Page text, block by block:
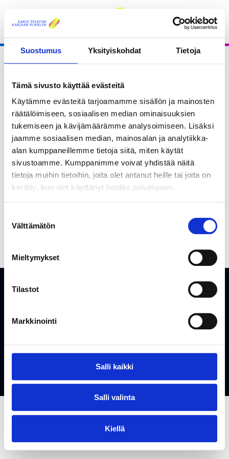
Suostumus Yksityiskohdat Tietoja
Tämä sivusto käyttää evästeitä
Käytämme evästeitä tarjoamamme sisällön ja mainosten
räätälöimiseen, sosiaalisen median ominaisuuksien
tukemiseen ja kävijämäärämme analysoimiseen. Lisäksi
jaamme sosiaalisen median, mainosalan ja analytiikka-
alan kumppaneillemme tietoja siitä, miten käytät
sivustoamme. Kumppanimme voivat yhdistää näitä
tietoja muihin tietoihin, joita olet antanut heille tai joita on
kerätty, kun olet käyttänyt heidän palvelujaan.
valinta
Välttämätön
Mieltymykset
Tilastot
Markkinointi
Salli kaikki
Salli valinta
Kiellä
YRITYKSILLE
Tekniset tiedotteet
Vianmääritys
Hinnastot
Yksityisille
Sopimusehdot
Yksityisille
Yrityksille
Muut
Suomi tarvitsee kuitua
Operaattorit
Evästeet sivuilla
Ohjeet ja manuaalit
Karjaan Puhelin Oy © All rights reserved
Y-tunnus: 0202975-5